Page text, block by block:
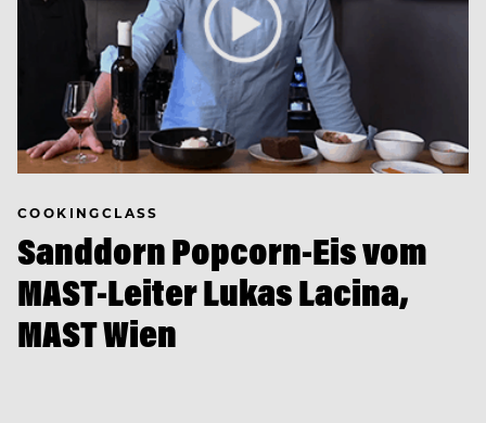
COOKINGCLASS
Sanddorn Popcorn-Eis vom
MAST-Leiter Lukas Lacina,
MAST Wien